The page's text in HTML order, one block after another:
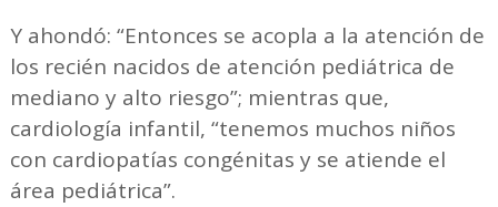
Y ahondó: “Entonces se acopla a la atención de
los recién nacidos de atención pediátrica de
mediano y alto riesgo”; mientras que,
cardiología infantil, “tenemos muchos niños
con cardiopatías congénitas y se atiende el
área pediátrica”.